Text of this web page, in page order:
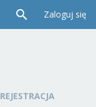
Zaloguj się
REJESTRACJA